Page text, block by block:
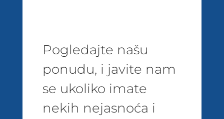
Pogledajte našu
ponudu, i javite nam
se ukoliko imate
nekih nejasnoća i